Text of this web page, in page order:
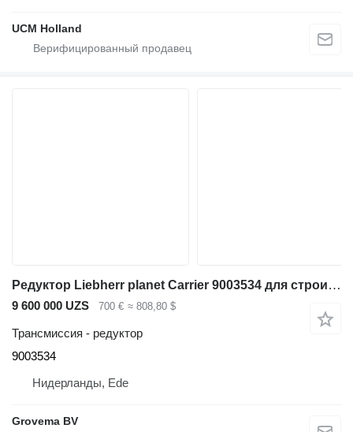
UCM Holland
Редуктор Liebherr planet Carrier 9003534 для строительной техники
9 600 000 UZS 700 € ≈ 808,80 $
Трансмиссия - редуктор
9003534
Нидерланды, Ede
Grovema BV